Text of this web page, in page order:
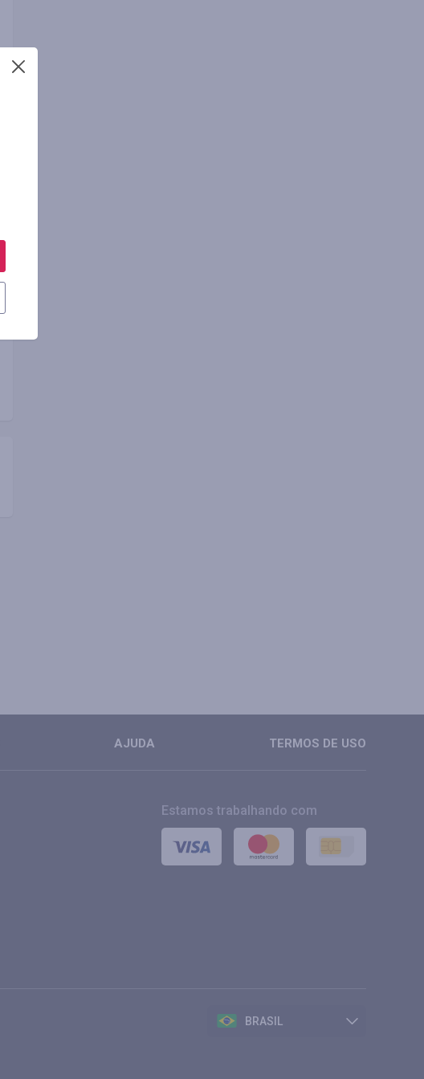
AJUDA TERMOS DE USO
Estamos trabalhando com
BRASIL